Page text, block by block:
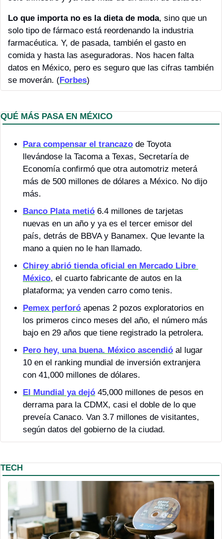
Lo que importa no es la dieta de moda, sino que un
solo tipo de fármaco está reordenando la industria
farmacéutica. Y, de pasada, también el gasto en
comida y hasta las aseguradoras. Nos hacen falta
datos en México, pero es seguro que las cifras también
se moverán. (Forbes)
QUÉ MÁS PASA EN MÉXICO
Para compensar el trancazo de Toyota
llevándose la Tacoma a Texas, Secretaría de
Economía confirmó que otra automotriz meterá
más de 500 millones de dólares a México. No dijo
más.
Banco Plata metió 6.4 millones de tarjetas
nuevas en un año y ya es el tercer emisor del
país, detrás de BBVA y Banamex. Que levante la
mano a quien no le han llamado.
Chirey abrió tienda oficial en Mercado Libre
México, el cuarto fabricante de autos en la
plataforma; ya venden carro como tenis.
Pemex perforó apenas 2 pozos exploratorios en
los primeros cinco meses del año, el número más
bajo en 29 años que tiene registrado la petrolera.
Pero hey, una buena. México ascendió al lugar
10 en el ranking mundial de inversión extranjera
con 41,000 millones de dólares.
El Mundial ya dejó 45,000 millones de pesos en
derrama para la CDMX, casi el doble de lo que
preveía Canaco. Van 3.7 millones de visitantes,
según datos del gobierno de la ciudad.
TECH